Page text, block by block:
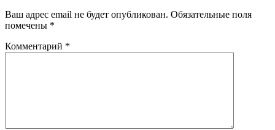
Ваш адрес email не будет опубликован. Обязательные поля
помечены *
Комментарий *